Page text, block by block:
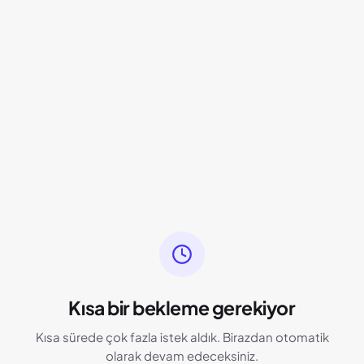
Kısa bir bekleme gerekiyor
Kısa sürede çok fazla istek aldık. Birazdan otomatik
olarak devam edeceksiniz.